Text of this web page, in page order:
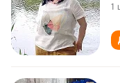
1